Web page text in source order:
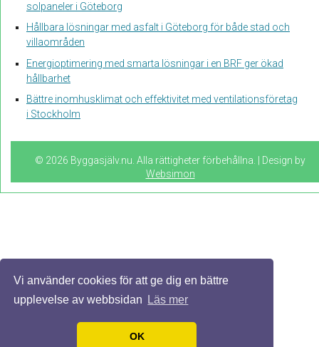
Vi använder cookies för att ge dig en bättre
upplevelse av webbsidan
Läs mer
OK
solpaneler i Göteborg
Hållbara lösningar med asfalt i Göteborg för både stad och
villaområden
Energioptimering med smarta lösningar i en BRF ger ökad
hållbarhet
Bättre inomhusklimat och effektivitet med ventilationsföretag
i Stockholm
© 2026 Byggasjälv.nu. Alla rättigheter förbehållna. | Design by
Websimon